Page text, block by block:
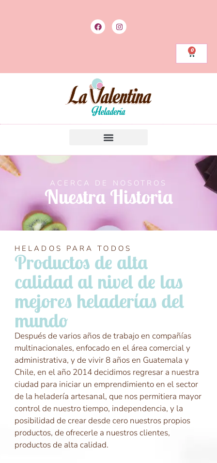
0
ACERCA DE NOSOTROS
Nuestra Historia
HELADOS PARA TODOS
Productos de alta
calidad al nivel de las
mejores heladerías del
mundo
Después de varios años de trabajo en compañías
multinacionales, enfocado en el área comercial y
administrativa, y de vivir 8 años en Guatemala y
Chile, en el año 2014 decidimos regresar a nuestra
ciudad para iniciar un emprendimiento en el sector
de la heladería artesanal, que nos permitiera mayor
control de nuestro tiempo, independencia, y la
posibilidad de crear desde cero nuestros propios
productos, de ofrecerle a nuestros clientes,
productos de alta calidad.